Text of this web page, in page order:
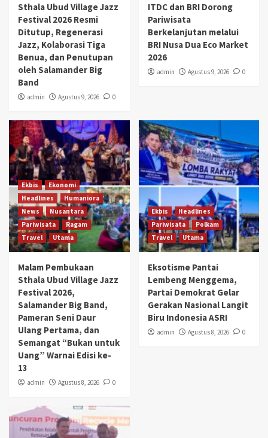
Sthala Ubud Village Jazz
Festival 2026 Resmi
Ditutup, Regenerasi
Jazz, Kolaborasi Tiga
Benua, dan Penutupan
oleh Salamander Big
Band
admin Agustus 9, 2026 0
ITDC dan BRI Dorong
Pariwisata
Berkelanjutan melalui
BRI Nusa Dua Eco Market
2026
admin Agustus 9, 2026 0
Ekbis
Ekonomi
Headlines
Humaniora
News
Nusantara
Pariwisata
Ragam
Travel
Utama
Malam Pembukaan
Sthala Ubud Village Jazz
Festival 2026,
Salamander Big Band,
Pameran Seni Daur
Ulang Pertama, dan
Semangat “Bukan untuk
Uang” Warnai Edisi ke-
13
admin Agustus 8, 2026 0
Ekbis
Headlines
Pariwisata
Polkam
Travel
Utama
Eksotisme Pantai
Lembeng Menggema,
Partai Demokrat Gelar
Gerakan Nasional Langit
Biru Indonesia ASRI
admin Agustus 8, 2026 0